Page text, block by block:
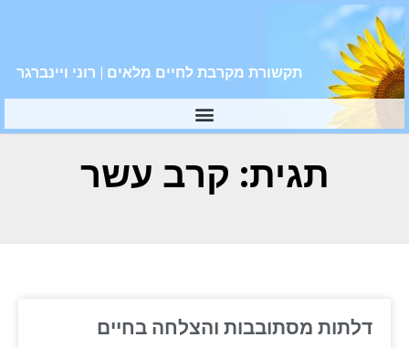
תקשורת מקרבת לחיים מלאים | רוני ויינברגר
תגית: קרב עשר
דלתות מסתובבות והצלחה בחיים